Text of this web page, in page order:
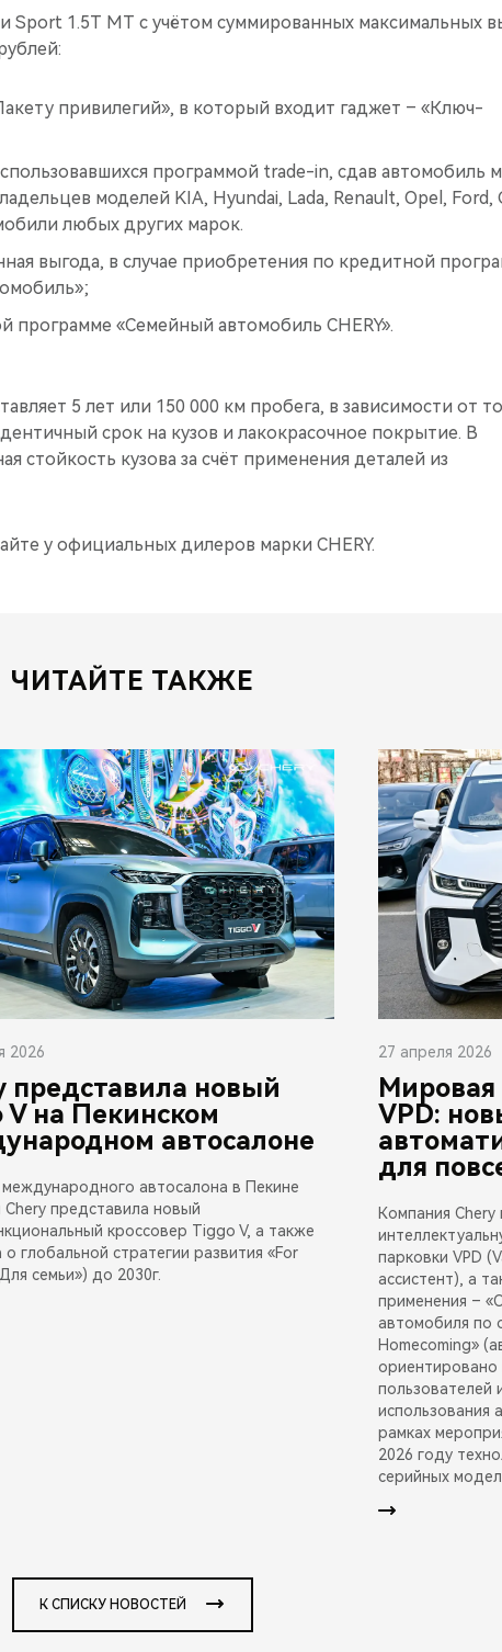
Sport 1.5T MT с учётом суммированных максимальных
привилегий», в который входит гаджет – «Ключ-
программой trade-in, сдав автомобиль
моделей KIA, Hyundai, Lada, Renault, Opel, Ford,
любых других марок.
выгода, в случае приобретения по кредитной
программе «Семейный автомобиль CHERY».
5 лет или 150 000 км пробега, в зависимости от
срок на кузов и лакокрасочное покрытие. В
стойкость кузова за счёт применения деталей из
у официальных дилеров марки CHERY.
ЧИТАЙТЕ ТАКЖЕ
2026
представила новый
V на Пекинском
автосалоне
международного автосалона в Пекине
Chery представила новый
кроссовер Tiggo V, а также
о глобальной стратегии развития «For
семьи») до 2030г.
27 апреля 2026
Мировая
VPD:
для
Компания
парковки VPD
ассистент), а
применения –
автомобиля по
Homecoming»
ориентировано
пользователей
использования
рамках
2026 году
серийных
К СПИСКУ НОВОСТЕЙ